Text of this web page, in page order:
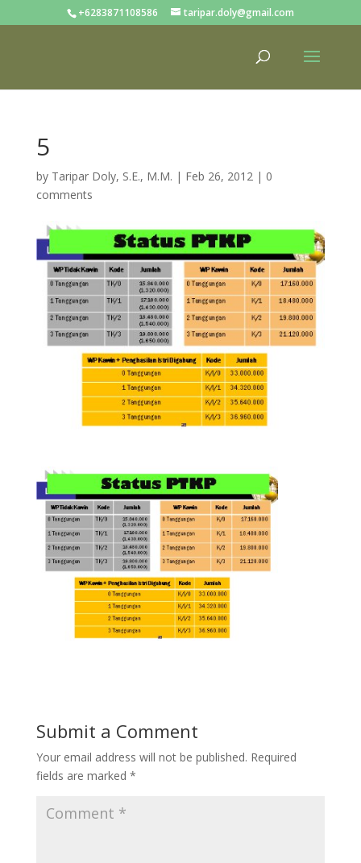
+6283871108586 taripar.doly@gmail.com
5
by Taripar Doly, S.E., M.M. | Feb 26, 2012| 0
comments
Submit a Comment
Your email address will not be published. Required
fields are marked *